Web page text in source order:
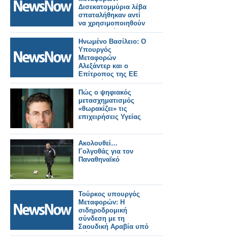
Δισεκατομμύρια λέβα
σπαταλήθηκαν αντί
να χρησιμοποιηθούν
για μεταρρύθμιση των
σιδηροδρόμων.
Ηνωμένο Βασίλειο: Ο
Υπουργός
Μεταφορών
Αλεξάντερ και ο
Επίτροπος της ΕΕ
Τζιτζικώστας, θα
διασφαλίσουν την
ομαλή λειτουργία των
συνοριακών ελέγχων
μέσω του EES.
Πώς ο ψηφιακός
μετασχηματισμός
«θωρακίζει» τις
επιχειρήσεις Υγείας
Ακολουθεί…
Γολγοθάς για τον
Παναθηναϊκό
Τούρκος υπουργός
Μεταφορών: Η
σιδηροδρομική
σύνδεση με τη
Σαουδική Αραβία υπό
εξέταση.